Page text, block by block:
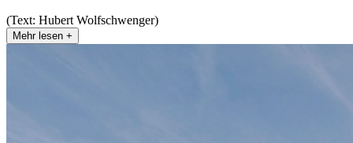
(Text: Hubert Wolfschwenger)
Mehr lesen +